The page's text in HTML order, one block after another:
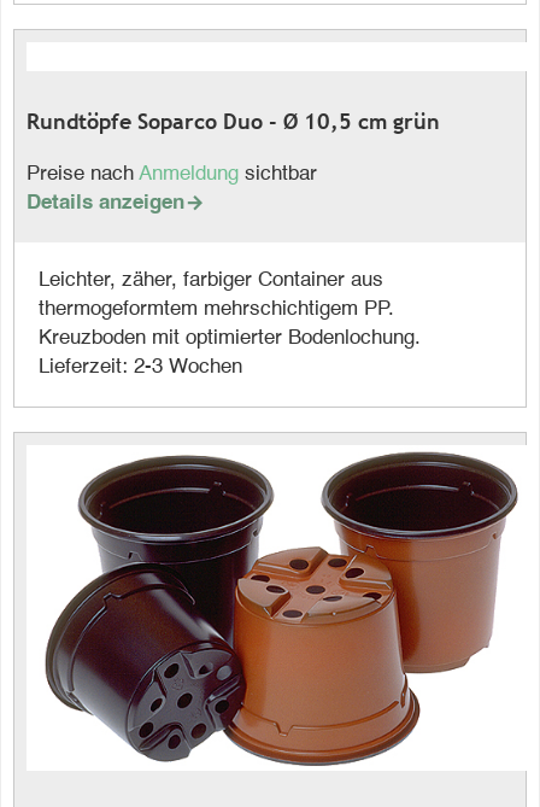
Rundtöpfe Soparco Duo - Ø 10,5 cm grün
Preise nach Anmeldung sichtbar
Details anzeigen
Leichter, zäher, farbiger Container aus
thermogeformtem mehrschichtigem PP.
Kreuzboden mit optimierter Bodenlochung.
Lieferzeit: 2-3 Wochen